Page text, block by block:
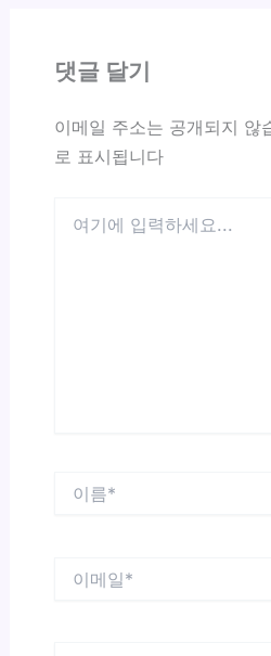
댓글 달기
이메일 주소는 공개되지 않
로 표시됩니다